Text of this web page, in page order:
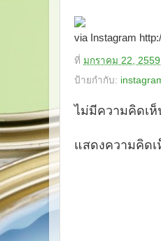
via Instagram
ที่ มกราคม 22, 2559
ป้ายกำกับ:
ไม่มีความคิดเห็
แสดงความคิดเ